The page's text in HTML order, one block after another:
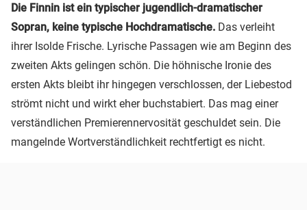
Die Finnin ist ein typischer jugendlich-dramatischer
Sopran, keine typische Hochdramatische. Das verleiht
ihrer Isolde Frische. Lyrische Passagen wie am Beginn des
zweiten Akts gelingen schön. Die höhnische Ironie des
ersten Akts bleibt ihr hingegen verschlossen, der Liebestod
strömt nicht und wirkt eher buchstabiert. Das mag einer
verständlichen Premierennervosität geschuldet sein. Die
mangelnde Wortverständlichkeit rechtfertigt es nicht.